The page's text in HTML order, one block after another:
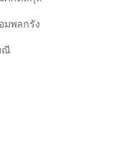
มพลกรัง
ณี